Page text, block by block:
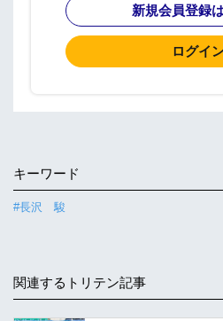
新規会員登録
ログイ
キーワード
#長沢 駿
関連するトリテン記事